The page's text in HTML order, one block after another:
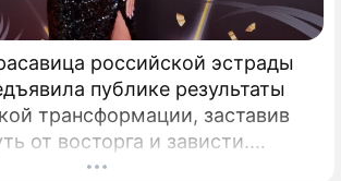
российской эстрады
публике результаты
трансформации, заставив
от восторга и зависти.
Жасмин всегда